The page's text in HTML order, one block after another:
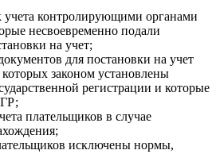
учета контролирующими органами
несвоевременно подали
на учет;
для постановки на учет
законом установлены
регистрации и которые
плательщиков в случае
исключены нормы,